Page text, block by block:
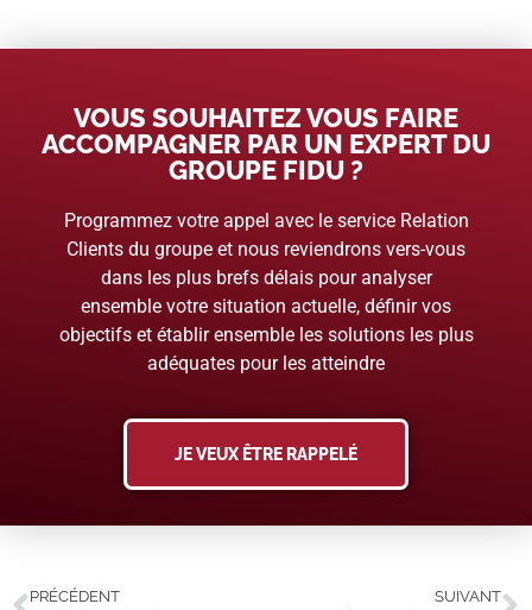
VOUS SOUHAITEZ VOUS FAIRE
ACCOMPAGNER PAR UN EXPERT DU
GROUPE FIDU ?
Programmez votre appel avec le service Relation
Clients du groupe et nous reviendrons vers-vous
dans les plus brefs délais pour analyser
ensemble votre situation actuelle, définir vos
objectifs et établir ensemble les solutions les plus
adéquates pour les atteindre
JE VEUX ÊTRE RAPPELÉ
PRÉCÉDENT SUIVANT